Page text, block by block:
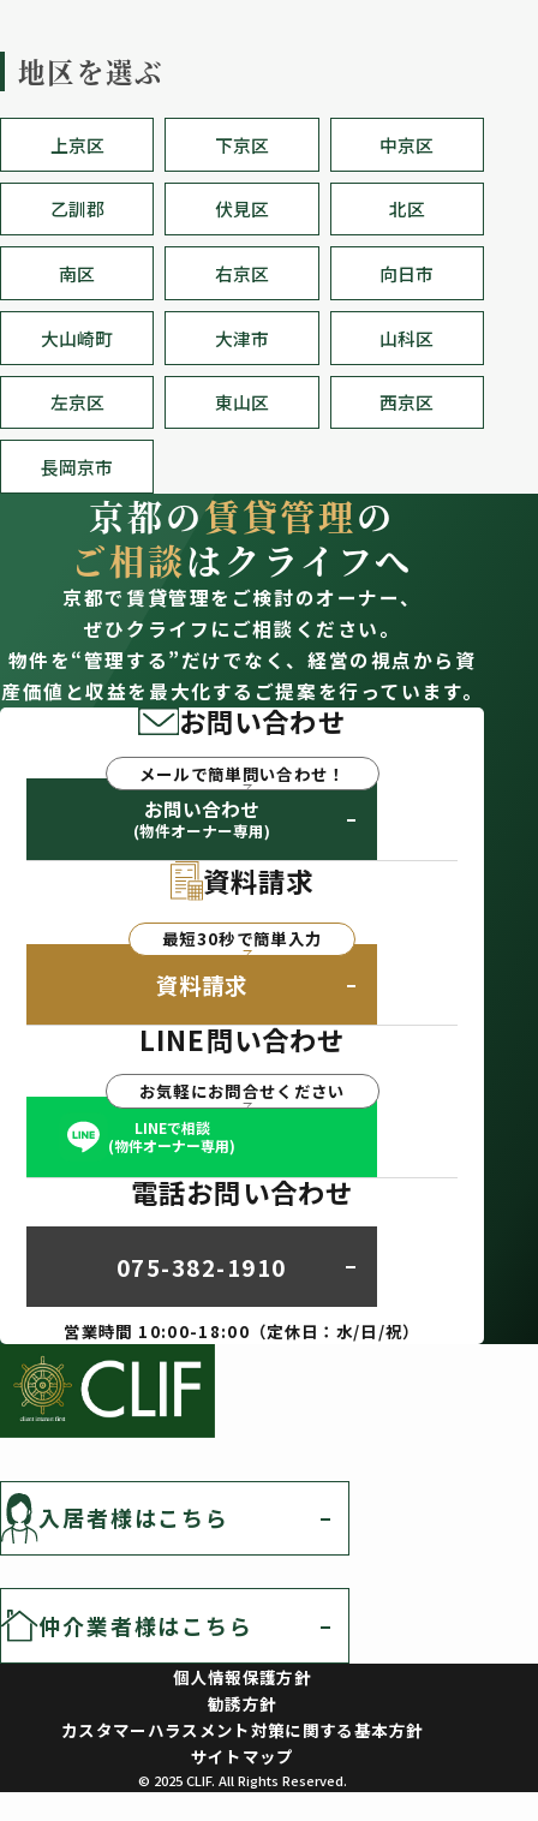
地区を選ぶ
上京区 下京区 中京区
乙訓郡 伏見区 北区
南区 右京区 向日市
大山崎町 大津市 山科区
左京区 東山区 西京区
長岡京市
京都の賃貸管理の
ご相談はクライフへ
京都で賃貸管理をご検討のオーナー、
ぜひクライフにご相談ください。
物件を“管理する”だけでなく、経営の視点から資
産価値と収益を最大化するご提案を行っています。
お問い合わせ
メールで簡単問い合わせ！
お問い合わせ
(物件オーナー専用)
資料請求
最短30秒で簡単入力
資料請求
LINE問い合わせ
お気軽にお問合せください
LINEで相談
(物件オーナー専用)
電話お問い合わせ
075-382-1910
営業時間 10:00-18:00（定休日：水/日/祝）
入居者様はこちら
仲介業者様はこちら
個人情報保護方針
勧誘方針
カスタマーハラスメント対策に関する基本方針
サイトマップ
© 2025 CLIF. All Rights Reserved.